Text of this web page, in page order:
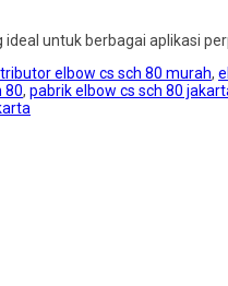
untuk berbagai aplikasi
elbow cs sch 80 murah,
80, pabrik elbow cs sch 80